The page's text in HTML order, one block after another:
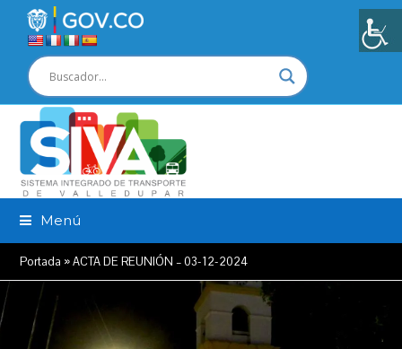
Menú
Portada »ACTA DE REUNIÓN – 03-12-2024